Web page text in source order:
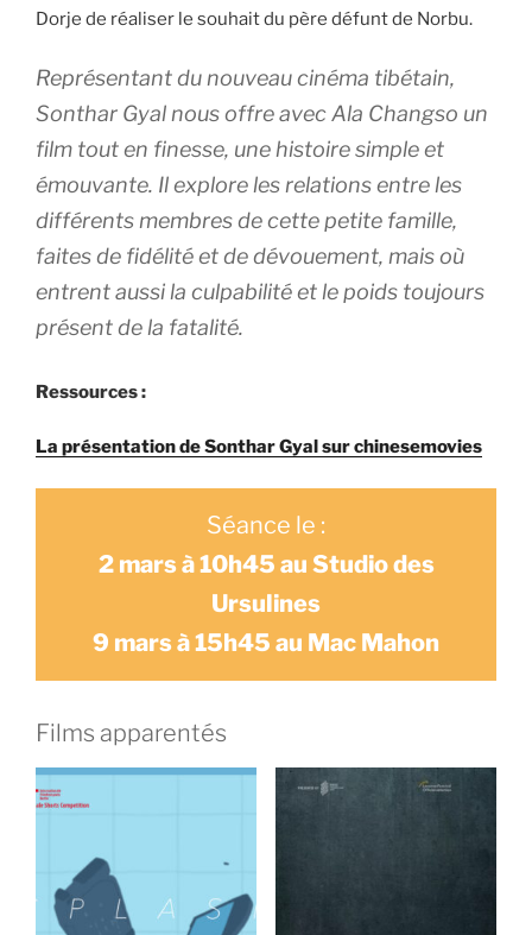
Dorje de réaliser le souhait du père défunt de Norbu.
Représentant du nouveau cinéma tibétain,
Sonthar Gyal nous offre avecAla Changso un
film tout en finesse, une histoire simple et
émouvante. Il explore les relations entre les
différents membres de cette petite famille,
faites de fidélité et de dévouement, mais où
entrent aussi la culpabilité et le poids toujours
présent de la fatalité.
Ressources :
La présentation de Sonthar Gyal sur chinesemovies
Séance le :
2 mars à 10h45 au Studio des
Ursulines
9 mars à 15h45 au Mac Mahon
Films apparentés